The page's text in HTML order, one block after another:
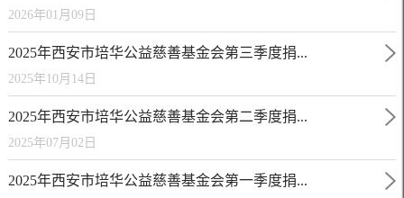
2026年01月09日
2025年西安市培华公益慈善基金会第三季度捐...
2025年10月14日
2025年西安市培华公益慈善基金会第二季度捐...
2025年07月02日
2025年西安市培华公益慈善基金会第一季度捐...